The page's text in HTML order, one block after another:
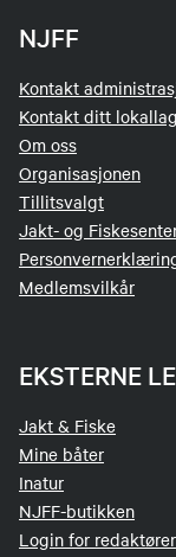
NJFF
Kontakt
Kontakt ditt
Om oss
Organisasjonen
Tillitsvalgt
Jakt- og
Medlemsvilkår
EKSTERNE
Jakt & Fiske
Mine båter
Inatur
NJFF-butikken
Login for redaktører